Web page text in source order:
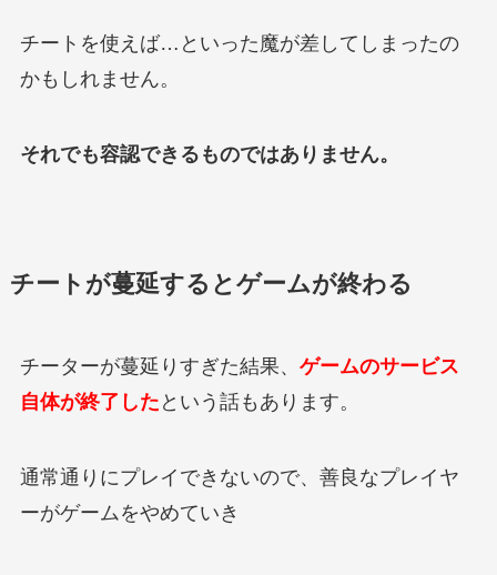
チートを使えば…といった魔が差してしまったの
かもしれません。
それでも容認できるものではありません。
チートが蔓延するとゲームが終わる
チーターが蔓延りすぎた結果、 ゲームのサービス
自体が終了した という話もあります。
通常通りにプレイできないので、善良なプレイヤ
ーがゲームをやめていき